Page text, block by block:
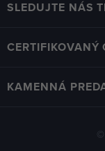
SLEDUJTE NÁS
CERTIFIKOVANÝ
KAMENNÁ